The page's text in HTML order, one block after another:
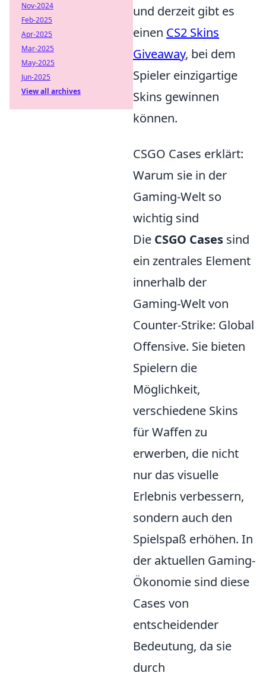
und derzeit gibt es
einen CS2 Skins
Giveaway, bei dem
Spieler einzigartige
Skins gewinnen
können.
CSGO Cases erklärt:
Warum sie in der
Gaming-Welt so
wichtig sind
Die CSGO Cases sind
ein zentrales Element
innerhalb der
Gaming-Welt von
Counter-Strike: Global
Offensive. Sie bieten
Spielern die
Möglichkeit,
verschiedene Skins
für Waffen zu
erwerben, die nicht
nur das visuelle
Erlebnis verbessern,
sondern auch den
Spielspaß erhöhen. In
der aktuellen Gaming-
Ökonomie sind diese
Cases von
entscheidender
Bedeutung, da sie
durch
Nov-2024
Feb-2025
Apr-2025
Mar-2025
May-2025
Jun-2025
View all archives